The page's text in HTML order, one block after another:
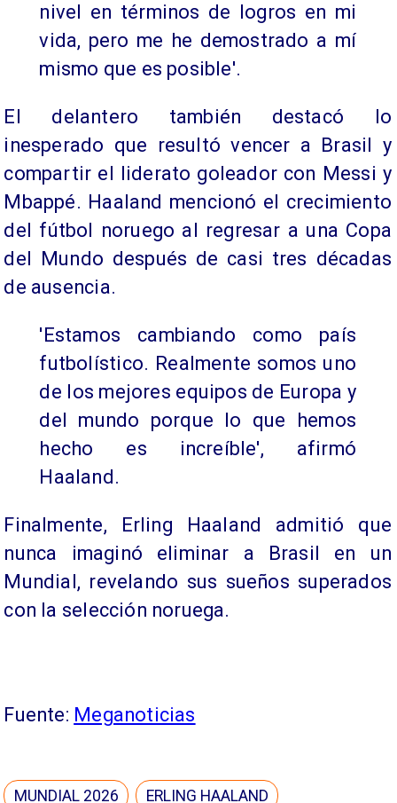
nivel en términos de logros en mi
vida, pero me he demostrado a mí
mismo que es posible'.
El delantero también destacó lo
inesperado que resultó vencer a Brasil y
compartir el liderato goleador con Messi y
Mbappé. Haaland mencionó el crecimiento
del fútbol noruego al regresar a una Copa
del Mundo después de casi tres décadas
de ausencia.
'Estamos cambiando como país
futbolístico. Realmente somos uno
de los mejores equipos de Europa y
del mundo porque lo que hemos
hecho es increíble', afirmó
Haaland.
Finalmente, Erling Haaland admitió que
nunca imaginó eliminar a Brasil en un
Mundial, revelando sus sueños superados
con la selección noruega.
Fuente: Meganoticias
MUNDIAL 2026 ERLING HAALAND